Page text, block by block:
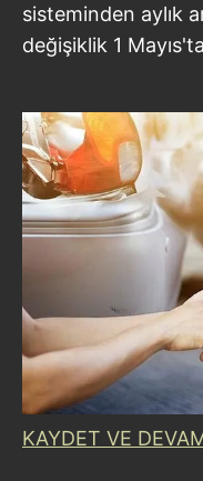
sisteminden aylık
değişiklik 1
KAYDET VE